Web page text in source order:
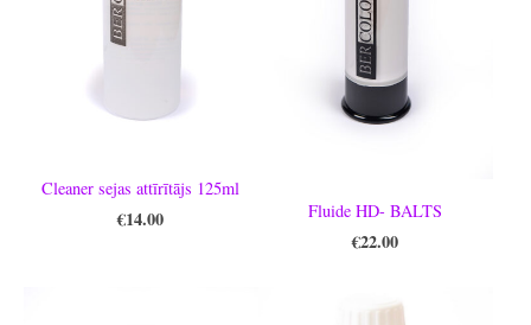
Cleaner sejas attīrītājs 125ml
€14.00 Fluide HD- BALTS
€22.00